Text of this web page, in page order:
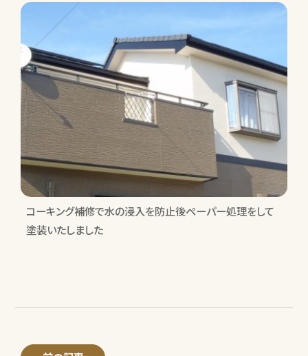
コーキング補修で水の浸入を防止後ペーパー処理をして
塗装いたしました